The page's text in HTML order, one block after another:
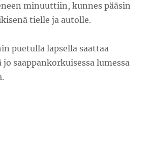
minuuttiin, kunnes pääsin
tielle ja autolle.
puetulla lapsella saattaa
saappankorkuisessa lumessa